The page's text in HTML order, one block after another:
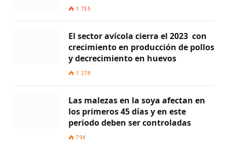
1.735
El sector avícola cierra el 2023 con
crecimiento en producción de pollos
y decrecimiento en huevos
1.278
Las malezas en la soya afectan en
los primeros 45 días y en este
periodo deben ser controladas
794